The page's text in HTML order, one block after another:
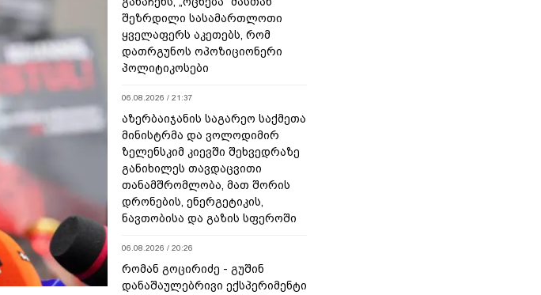
შეზრდილი სასამართლოთი
ყველაფერს აკეთებს, რომ
დათრგუნოს ოპოზიციონერი
პოლიტიკოსები
06.08.2026 / 21:37
აზერბაიჯანის საგარეო საქმეთა
მინისტრმა და ვოლოდიმირ
ზელენსკიმ კიევში შეხვედრაზე
განიხილეს თავდაცვითი
თანამშრომლობა, მათ შორის
დრონების, ენერგეტიკის,
ნავთობისა და გაზის სფეროში
06.08.2026 / 20:26
რომან გოცირიძე - გუშინ
დანაშაულებრივი ექსპერიმენტი